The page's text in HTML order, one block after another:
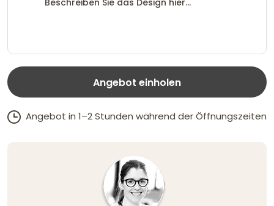
Angebot einholen
Angebot in 1–2 Stunden während der Öffnungszeiten